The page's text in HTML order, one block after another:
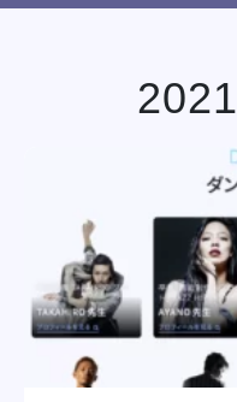
2021
学校紹介
学科・専攻